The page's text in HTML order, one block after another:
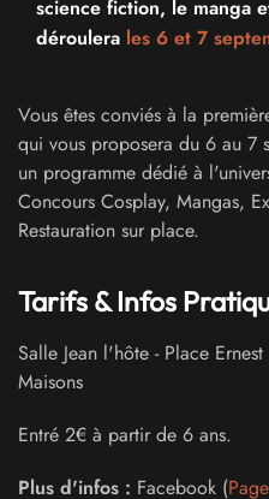
science fiction, le manga
déroulera les 6 et 7
Vous êtes conviés à la
qui vous proposera du 6 au 7
un programme dédié à
Concours Cosplay, Mangas,
Restauration sur place.
Tarifs & Infos
Salle Jean l'hôte - Place
Maisons
Entré 2€ à partir de 6 ans.
Plus d'infos : Facebook (Page